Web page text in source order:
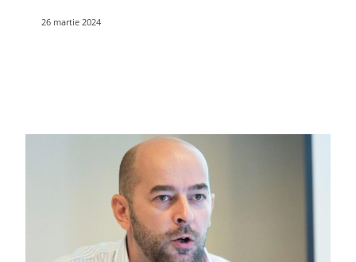
26 martie 2024